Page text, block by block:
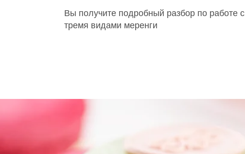
Вы получите подробный разбор по работе с
тремя видами меренги